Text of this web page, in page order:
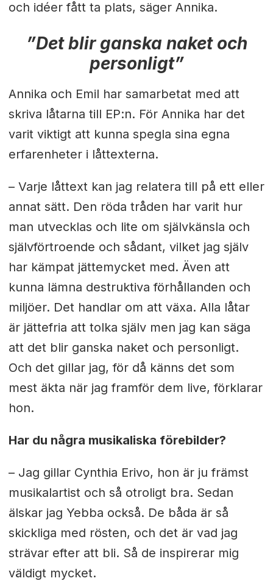
och idéer fått ta plats, säger Annika.
”Det blir ganska naket och
personligt”
Annika och Emil har samarbetat med att
skriva låtarna till EP:n. För Annika har det
varit viktigt att kunna spegla sina egna
erfarenheter i låttexterna.
– Varje låttext kan jag relatera till på ett eller
annat sätt. Den röda tråden har varit hur
man utvecklas och lite om självkänsla och
självförtroende och sådant, vilket jag själv
har kämpat jättemycket med. Även att
kunna lämna destruktiva förhållanden och
miljöer. Det handlar om att växa. Alla låtar
är jättefria att tolka själv men jag kan säga
att det blir ganska naket och personligt.
Och det gillar jag, för då känns det som
mest äkta när jag framför dem live, förklarar
hon.
Har du några musikaliska förebilder?
– Jag gillar Cynthia Erivo, hon är ju främst
musikalartist och så otroligt bra. Sedan
älskar jag Yebba också. De båda är så
skickliga med rösten, och det är vad jag
strävar efter att bli. Så de inspirerar mig
väldigt mycket.